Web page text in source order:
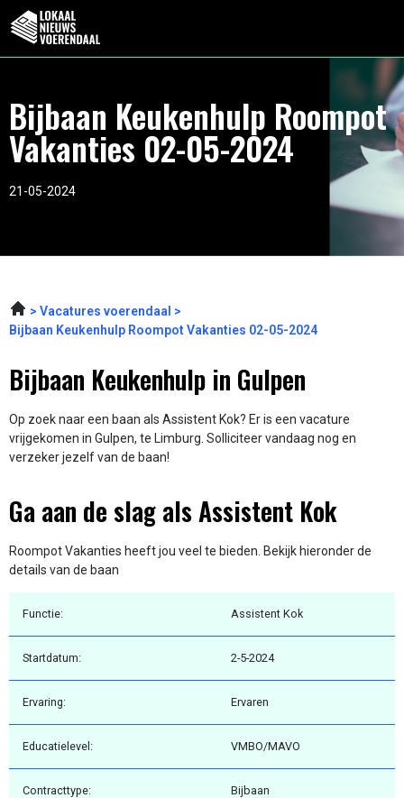
Bijbaan Keukenhulp Roompot
Vakanties 02-05-2024
21-05-2024
Vacatures voerendaal
Bijbaan Keukenhulp Roompot Vakanties 02-05-2024
Bijbaan Keukenhulp in Gulpen
Op zoek naar een baan als Assistent Kok? Er is een vacature
vrijgekomen in Gulpen, te Limburg. Solliciteer vandaag nog en
verzeker jezelf van de baan!
Ga aan de slag als Assistent Kok
Roompot Vakanties heeft jou veel te bieden. Bekijk hieronder de
details van de baan
Functie: Assistent Kok
Startdatum: 2-5-2024
Ervaring: Ervaren
Educatielevel: VMBO/MAVO
Contracttype: Bijbaan